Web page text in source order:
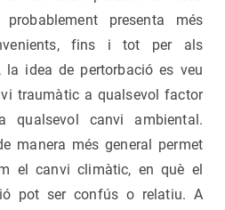
presenta més
fins i tot per als
la idea de pertorbació es veu
traumàtic a qualsevol factor
canvi ambiental.
manera més general permet
el canvi climàtic, en què el
pot ser confús o relatiu. A